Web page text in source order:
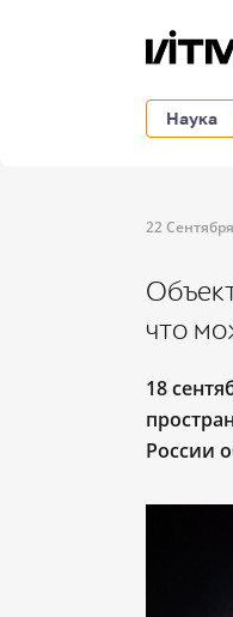
Наука
22
что
18
России